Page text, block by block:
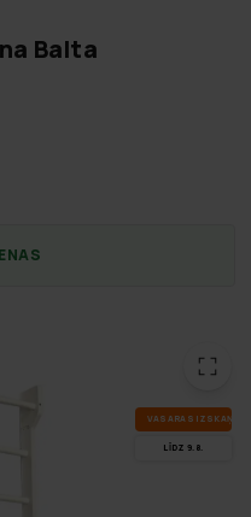
Balta
VA­SA­RAS IZ­SKA­ŅA
LĪDZ 9.8.